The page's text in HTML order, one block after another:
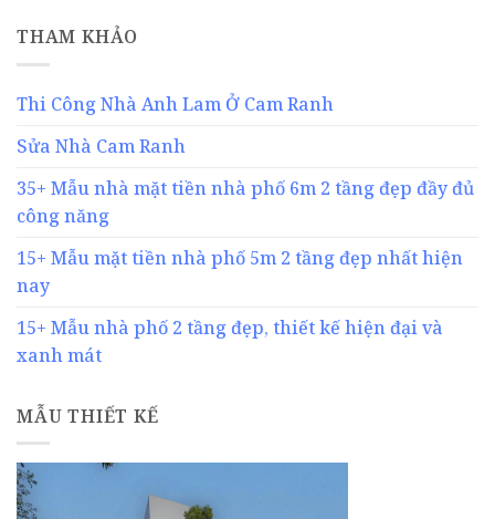
THAM KHẢO
Thi Công Nhà Anh Lam Ở Cam Ranh
Sửa Nhà Cam Ranh
35+ Mẫu nhà mặt tiền nhà phố 6m 2 tầng đẹp đầy đủ
công năng
15+ Mẫu mặt tiền nhà phố 5m 2 tầng đẹp nhất hiện
nay
15+ Mẫu nhà phố 2 tầng đẹp, thiết kế hiện đại và
xanh mát
MẪU THIẾT KẾ